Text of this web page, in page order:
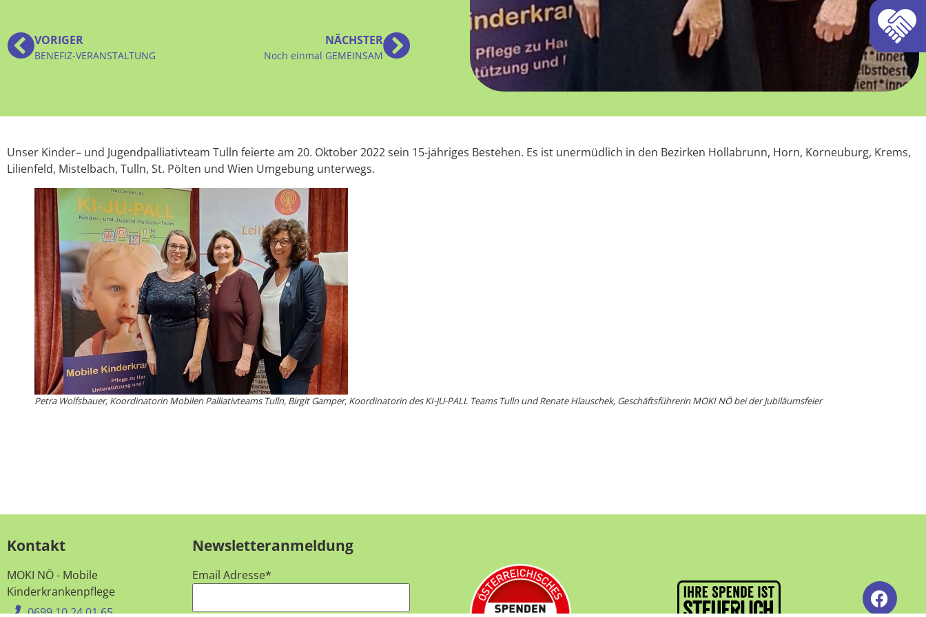
VORIGER
BENEFIZ-VERANSTALTUNG
NÄCHSTER
Noch einmal GEMEINSAM
Unser Kinder– und Jugendpalliativteam Tulln feierte am 20. Oktober 2022 sein 15-jähriges Bestehen. Es ist unermüdlich in den Bezirken Hollabrunn, Horn, Korneuburg, Krems,
Lilienfeld, Mistelbach, Tulln, St. Pölten und Wien Umgebung unterwegs.
Petra Wolfsbauer, Koordinatorin Mobilen Palliativteams Tulln, Birgit Gamper, Koordinatorin des KI-JU-PALL Teams Tulln und Renate Hlauschek, Geschäftsführerin MOKI NÖ bei der Jubiläumsfeier
Kontakt
MOKI NÖ - Mobile
Kinderkrankenpflege
0699 10 24 01 65
Newsletteranmeldung
Email Adresse*